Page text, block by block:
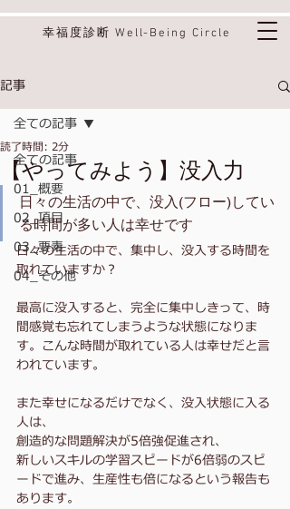
幸福度診断 Well-Being Circle
記事
全ての記事
01_概要
02_項目
03_要素
04_その他
全ての記事
【やってみよう】没入力
読了時間: 2分
日々の生活の中で、没入(フロー)してい
る時間が多い人は幸せです
日々の生活の中で、集中し、没入する時間を
取れていますか？
最高に没入すると、完全に集中しきって、時
間感覚も忘れてしまうような状態になりま
す。こんな時間が取れている人は幸せだと言
われています。
また幸せになるだけでなく、没入状態に入る
人は、
創造的な問題解決が5倍強促進され、
新しいスキルの学習スピードが6倍弱のスピ
ードで進み、生産性も倍になるという報告も
あります。